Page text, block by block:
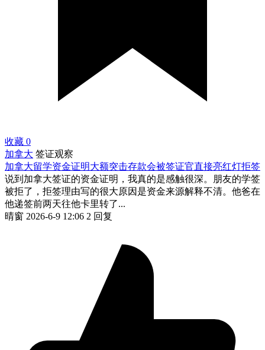
收藏 0
加拿大 签证观察
加拿大留学资金证明大额突击存款会被签证官直接亮红灯拒签
说到加拿大签证的资金证明，我真的是感触很深。朋友的学签
被拒了，拒签理由写的很大原因是资金来源解释不清。他爸在
他递签前两天往他卡里转了...
晴窗 2026-6-9 12:06 2 回复